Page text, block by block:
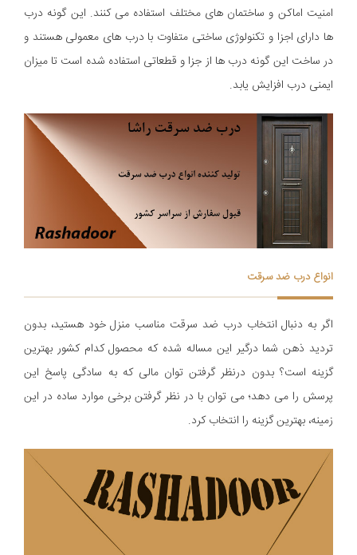
امنیت اماکن و ساختمان های مختلف استفاده می کنند. این گونه درب
ها دارای اجزا و تکنولوژی ساختی متفاوت با درب های معمولی هستند و
در ساخت این گونه درب ها از جزا و قطعاتی استفاده شده است تا میزان
ایمنی درب افزایش یابد.
انواع درب ضد سرقت
اگر به دنبال انتخاب درب ضد سرقت مناسب منزل خود هستید، بدون
تردید ذهن شما درگیر این مساله شده که محصول کدام کشور بهترین
گزینه است؟ بدون درنظر گرفتن توان مالی که به سادگی پاسخ این
پرسش را می دهد؛ می توان با در نظر گرفتن برخی موارد ساده در این
زمینه، بهترین گزینه را انتخاب کرد.